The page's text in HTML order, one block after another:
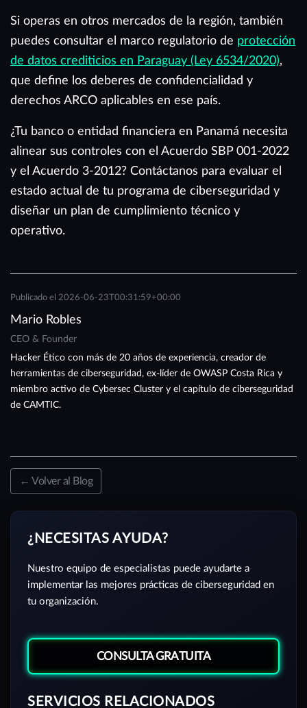
Si operas en otros mercados de la región, también
puedes consultar el marco regulatorio de protección
de datos crediticios en Paraguay (Ley 6534/2020),
que define los deberes de confidencialidad y
derechos ARCO aplicables en ese país.
¿Tu banco o entidad financiera en Panamá necesita
alinear sus controles con el Acuerdo SBP 001-2022
y el Acuerdo 3-2012? Contáctanos para evaluar el
estado actual de tu programa de ciberseguridad y
diseñar un plan de cumplimiento técnico y
operativo.
Publicado el 2026-06-23T00:31:59+00:00
Mario Robles
CEO & Founder
Hacker Ético con más de 20 años de experiencia, creador de
herramientas de ciberseguridad, ex-líder de OWASP Costa Rica y
miembro activo de Cybersec Cluster y el capítulo de ciberseguridad
de CAMTIC.
← Volver al Blog
¿NECESITAS AYUDA?
Nuestro equipo de especialistas puede ayudarte a
implementar las mejores prácticas de ciberseguridad en
tu organización.
CONSULTA GRATUITA
SERVICIOS RELACIONADOS